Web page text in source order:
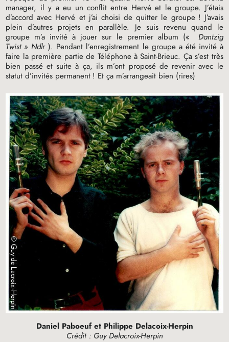
manager, il y a eu un conflit entre Hervé et le groupe. J’étais
d’accord avec Hervé et j’ai choisi de quitter le groupe ! J’avais
plein d’autres projets en parallèle. Je suis revenu quand le
groupe m’a invité à jouer sur le premier album («
Dantzig
Twist » Ndlr). Pendant l’enregistrement le groupe a été invité à
faire la première partie de Téléphone à Saint-Brieuc. Ça s’est très
bien passé et suite à ça, ils m’ont proposé de revenir avec le
statut d’invités permanent ! Et ça m’arrangeait bien (rires)
Daniel Paboeuf et Philippe Delacoix-Herpin
Crédit : Guy Delacroix-Herpin